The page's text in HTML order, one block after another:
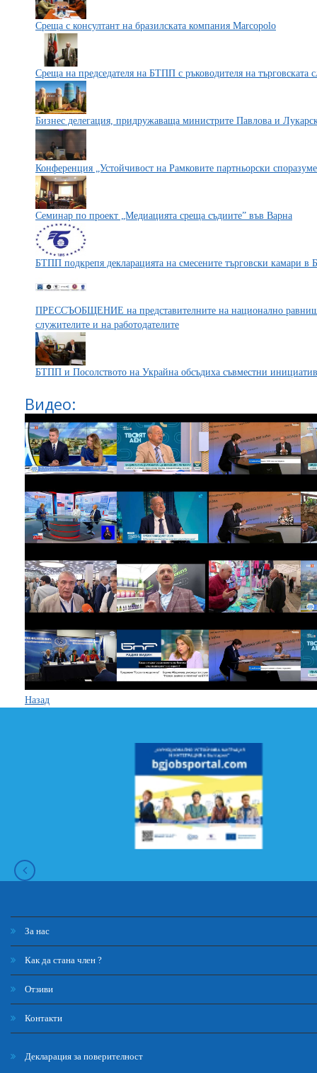
Среща с консултант на бразилската компания Marcopolo
Среща на председателя на БТПП с ръководителя на
Бизнес делегация, придружаваща министрите Павлова и
Конференция „Устойчивост на Рамковите партньорски
Семинар по проект „Медиацията среща съдиите” във Варна
БТПП подкрепя декларацията на смесените търговски камари в
ПРЕССЪОБЩЕНИЕ на представителните на национално
служителите и на работодателите
БТПП и Посолството на Украйна обсъдиха съвместни
Видео:
Назад
За нас
Как да стана член ?
Отзиви
Контакти
Декларация за поверителност